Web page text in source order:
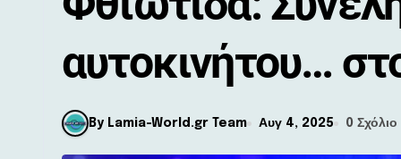
αυτοκινήτου…
By Lamia-World.gr Team Αυγ 4, 2025 0 Σχόλιο